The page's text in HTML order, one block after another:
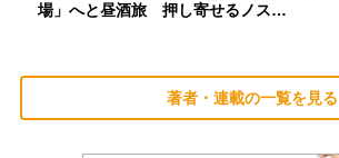
場」へと昼酒旅 押し寄せるノス…
著者・連載の一覧を見る